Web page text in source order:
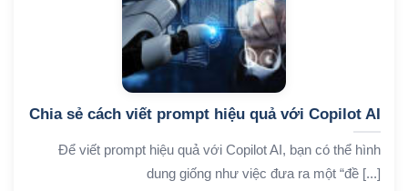
Chia sẻ cách viết prompt hiệu quả với Copilot AI
Để viết prompt hiệu quả với Copilot AI, bạn có thể hình
dung giống như việc đưa ra một “đề [...]